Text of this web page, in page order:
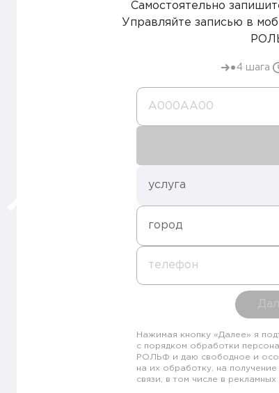
Самостоятельно
Управляйте записью в
4 шага
А000AA00
услуга
город
телефон
Нажимая кнопку «Далее» я
с порядком обработки
РОЛЬФ и даю свободное и
на их обработку, на
связи, в том числе в